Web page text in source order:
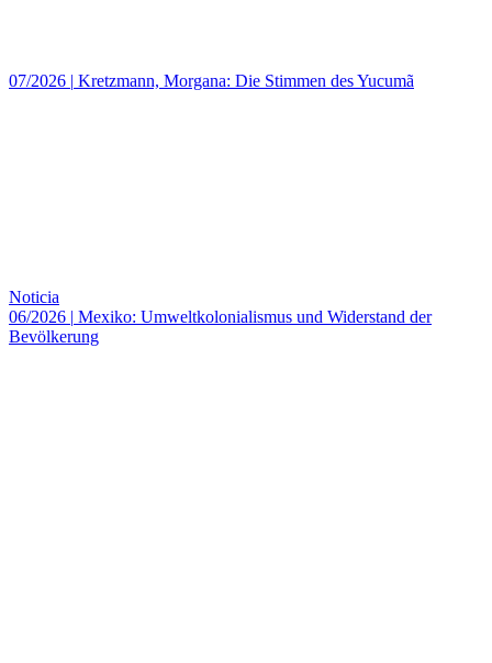
07/2026 | Kretzmann, Morgana: Die Stimmen des Yucumã
Noticia
06/2026 | Mexiko: Umweltkolonialismus und Widerstand der
Bevölkerung